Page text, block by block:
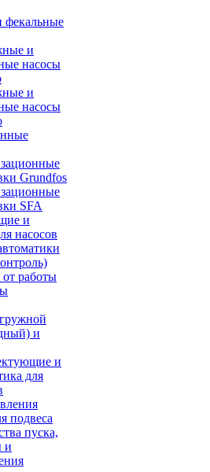
фекальные
и
насосы
и
насосы
Grundfos
SFA
и
насосов
работы
и
и
для
подвеса
пуска,
и